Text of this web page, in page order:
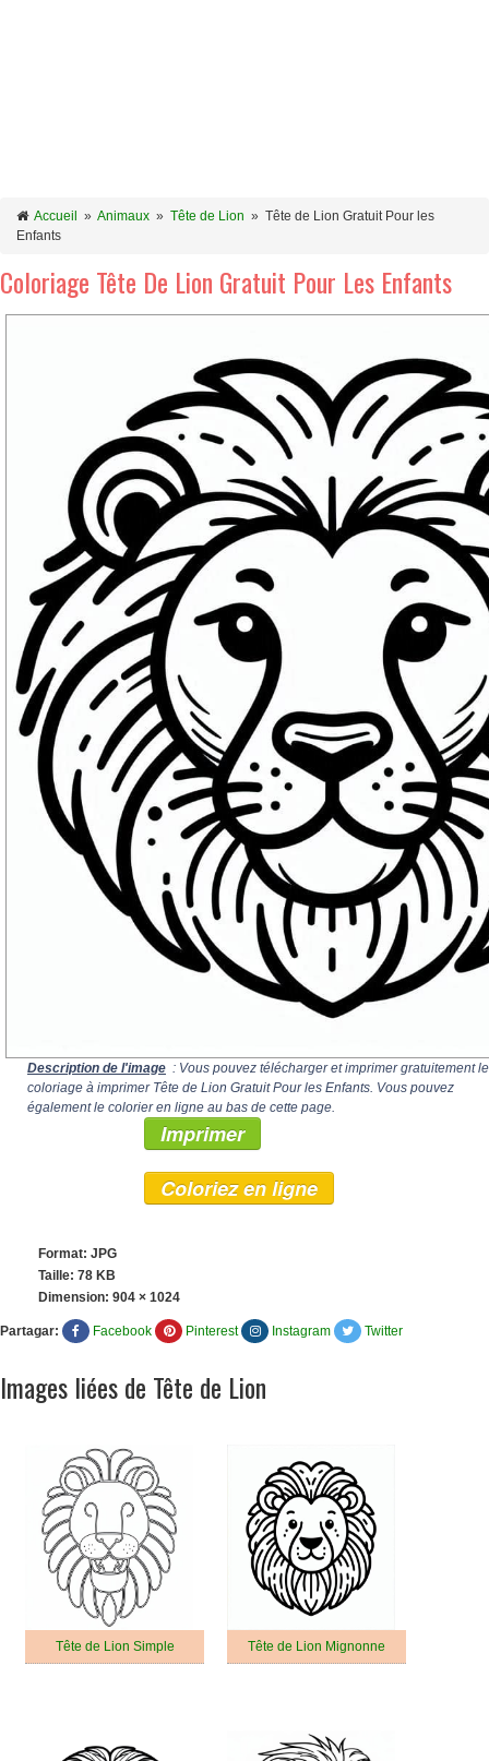
Accueil » Animaux » Tête de Lion » Tête de Lion Gratuit Pour les
Enfants
Coloriage Tête De Lion Gratuit Pour Les Enfants
Description de l'image : Vous pouvez télécharger et imprimer gratuitement le
coloriage à imprimer Tête de Lion Gratuit Pour les Enfants. Vous pouvez
également le colorier en ligne au bas de cette page.
Imprimer
Coloriez en ligne
Format: JPG
Taille: 78 KB
Dimension: 904 × 1024
Partagar: Facebook Pinterest Instagram Twitter
Images liées de Tête de Lion
Tête de Lion Simple Tête de Lion Mignonne